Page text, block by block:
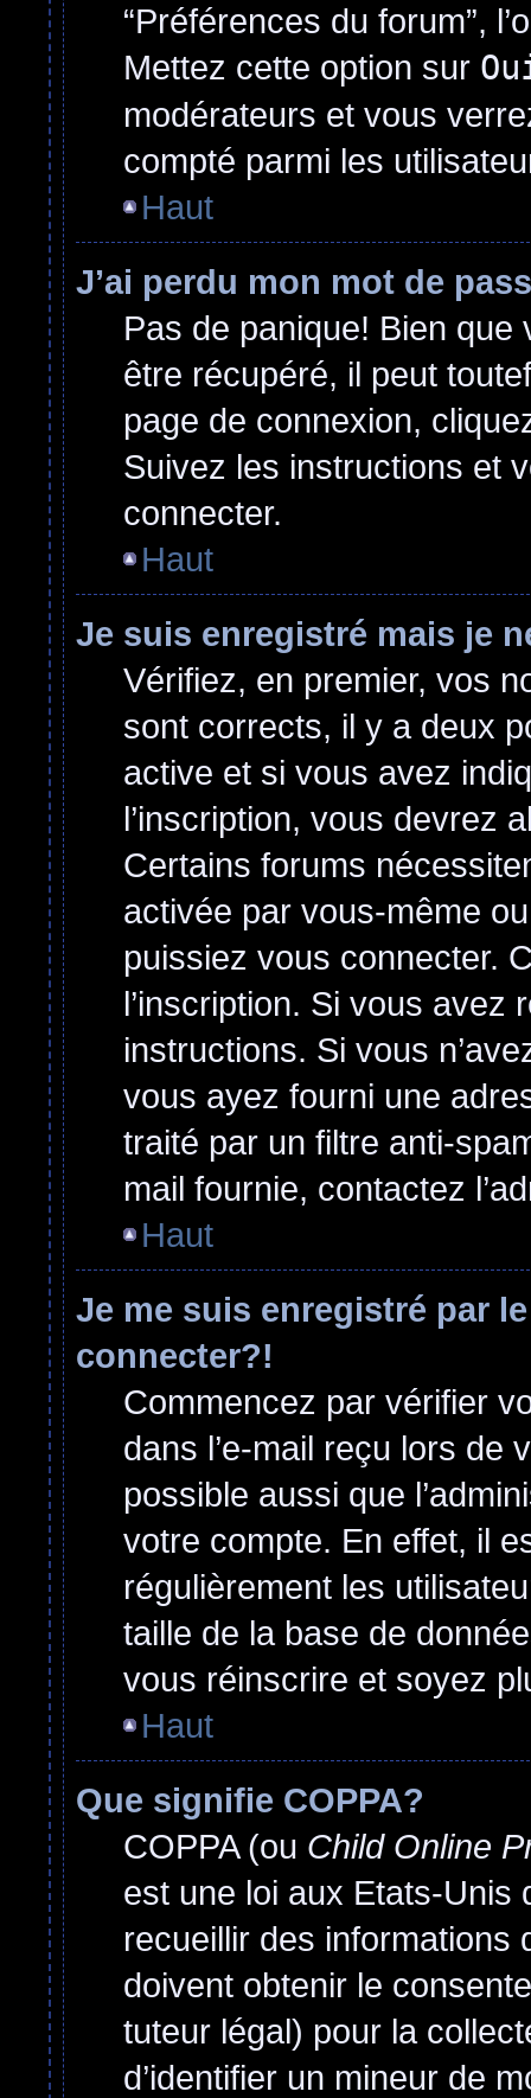
“Préférences du forum”,
Mettez cette option sur
modérateurs et vous
compté parmi les
Haut
J’ai perdu mon mot de
Pas de panique! Bien
être récupéré, il peut
page de connexion,
Suivez les instructions et
connecter.
Haut
Je suis enregistré mais je
Vérifiez, en premier, vos
sont corrects, il y a deux
active et si vous avez
l’inscription, vous devrez
Certains forums
activée par vous-même
puissiez vous connecter.
l’inscription. Si vous avez
instructions. Si vous
vous ayez fourni une
traité par un filtre anti-
mail fournie, contactez
Haut
Je me suis enregistré par
connecter?!
Commencez par vérifier
dans l’e-mail reçu lors de
possible aussi que
votre compte. En effet, il
régulièrement les
taille de la base de
vous réinscrire et soyez
Haut
Que signifie COPPA?
COPPA (ou Child Online
est une loi aux Etats-Unis
recueillir des informations
doivent obtenir le
tuteur légal) pour la
d’identifier un mineur de